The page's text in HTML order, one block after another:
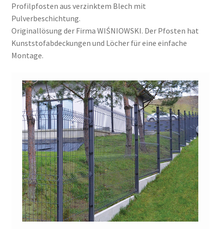
Profilpfosten aus verzinktem Blech mit
Pulverbeschichtung.
Originallösung der Firma WIŚNIOWSKI. Der Pfosten hat
Kunststofabdeckungen und Löcher für eine einfache
Montage.